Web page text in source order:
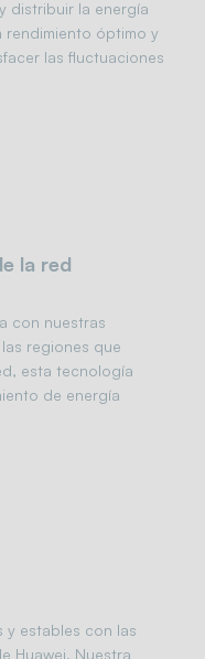
distribuir la energía
rendimiento óptimo y
las fluctuaciones
la red
con nuestras
regiones que
esta tecnología
de energía
y estables con las
Huawei. Nuestra